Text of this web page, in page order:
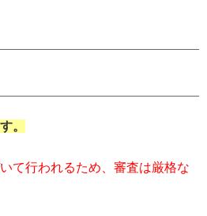
。
て行われるため、審査は厳格な